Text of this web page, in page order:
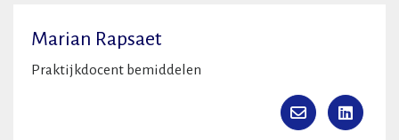
Marian Rapsaet
Praktijkdocent bemiddelen